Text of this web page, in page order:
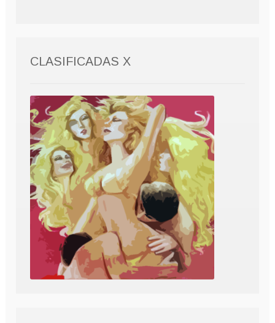
CLASIFICADAS X